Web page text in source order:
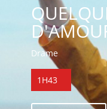
Drame
1H43